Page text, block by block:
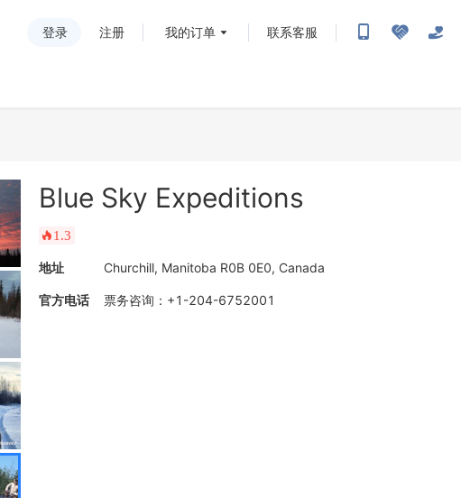
登录 注册 我的订单 联系客服
Blue Sky Expeditions
󰺂 1.3
地址 Churchill, Manitoba R0B 0E0, Canada
官方电话 票务咨询 ： +1-204-6752001